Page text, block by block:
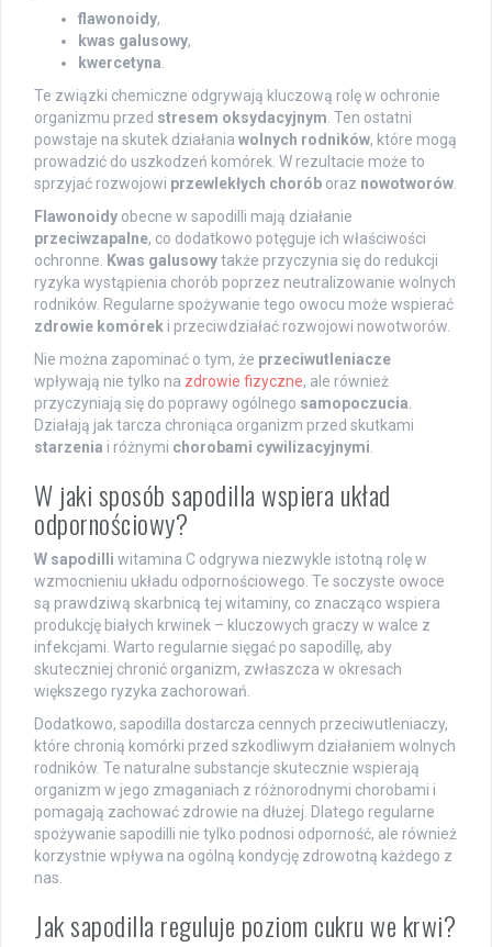
flawonoidy,
kwas galusowy,
kwercetyna.
Te związki chemiczne odgrywają kluczową rolę w ochronie
organizmu przed stresem oksydacyjnym. Ten ostatni
powstaje na skutek działania wolnych rodników, które mogą
prowadzić do uszkodzeń komórek. W rezultacie może to
sprzyjać rozwojowi przewlekłych chorób oraz nowotworów.
Flawonoidy obecne w sapodilli mają działanie
przeciwzapalne, co dodatkowo potęguje ich właściwości
ochronne. Kwas galusowytakże przyczynia się do redukcji
ryzyka wystąpienia chorób poprzez neutralizowanie wolnych
rodników. Regularne spożywanie tego owocu może wspierać
zdrowie komórek i przeciwdziałać rozwojowi nowotworów.
Nie można zapominać o tym, że przeciwutleniacze
wpływają nie tylko na zdrowie fizyczne, ale również
przyczyniają się do poprawy ogólnego samopoczucia.
Działają jak tarcza chroniąca organizm przed skutkami
starzenia i różnymi chorobami cywilizacyjnymi.
W jaki sposób sapodilla wspiera układ
odpornościowy?
W sapodilli witamina C odgrywa niezwykle istotną rolę w
wzmocnieniu układu odpornościowego. Te soczyste owoce
są prawdziwą skarbnicą tej witaminy, co znacząco wspiera
produkcję białych krwinek – kluczowych graczy w walce z
infekcjami. Warto regularnie sięgać po sapodillę, aby
skuteczniej chronić organizm, zwłaszcza w okresach
większego ryzyka zachorowań.
Dodatkowo, sapodilla dostarcza cennych przeciwutleniaczy,
które chronią komórki przed szkodliwym działaniem wolnych
rodników. Te naturalne substancje skutecznie wspierają
organizm w jego zmaganiach z różnorodnymi chorobami i
pomagają zachować zdrowie na dłużej. Dlatego regularne
spożywanie sapodilli nie tylko podnosi odporność, ale również
korzystnie wpływa na ogólną kondycję zdrowotną każdego z
nas.
Jak sapodilla reguluje poziom cukru we krwi?